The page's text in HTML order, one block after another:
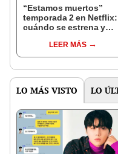
“Estamos muertos”
temporada 2 en Netflix:
cuándo se estrena y
temporadaLEER MÁS
LO MÁS VISTO LO